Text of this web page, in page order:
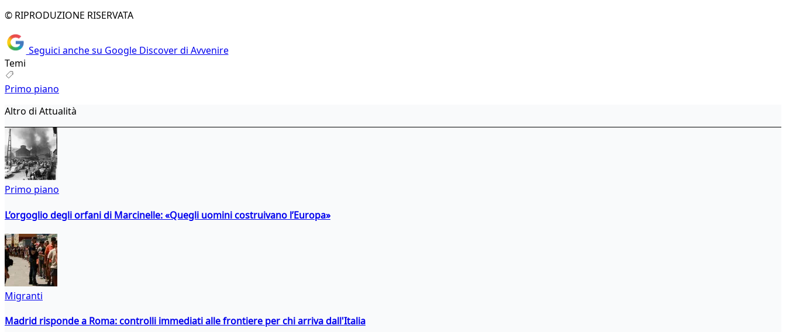
© RIPRODUZIONE RISERVATA
Seguici anche su Google Discover di Avvenire
Temi
Primo piano
Altro di Attualità
Primo piano
L’orgoglio degli orfani di Marcinelle: «Quegli uomini costruivano l’Europa»
Migranti
Madrid risponde a Roma: controlli immediati alle frontiere per chi arriva dall'Italia